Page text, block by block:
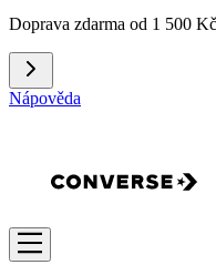
Doprava zdarma od 1 500
Nápověda